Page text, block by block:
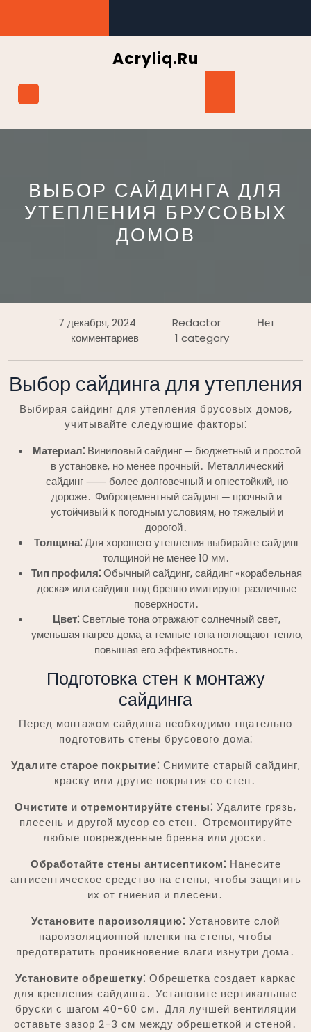
содержимому
Acryliq.ru
ВЫБОР САЙДИНГА ДЛЯ
УТЕПЛЕНИЯ БРУСОВЫХ
ДОМОВ
7 декабря, 2024 Redactor
Нет
комментариев
1 category
Выбор сайдинга для утепления
Выбирая сайдинг для утепления брусовых домов,
учитывайте следующие факторы⁚
Материал⁚ Виниловый сайдинг ─ бюджетный и простой
в установке, но менее прочный․ Металлический
сайдинг ⸺ более долговечный и огнестойкий, но
дороже․ Фиброцементный сайдинг ─ прочный и
устойчивый к погодным условиям, но тяжелый и
дорогой․
Толщина⁚Для хорошего утепления выбирайте сайдинг
толщиной не менее 10 мм․
Тип профиля⁚Обычный сайдинг, сайдинг «корабельная
доска» или сайдинг под бревно имитируют различные
поверхности․
Цвет⁚Светлые тона отражают солнечный свет,
уменьшая нагрев дома, а темные тона поглощают тепло,
повышая его эффективность․
Подготовка стен к монтажу
сайдинга
Перед монтажом сайдинга необходимо тщательно
подготовить стены брусового дома⁚
Удалите старое покрытие⁚ Снимите старый сайдинг,
краску или другие покрытия со стен․
Очистите и отремонтируйте стены⁚ Удалите грязь,
плесень и другой мусор со стен․ Отремонтируйте
любые поврежденные бревна или доски․
Обработайте стены антисептиком⁚ Нанесите
антисептическое средство на стены, чтобы защитить
их от гниения и плесени․
Установите пароизоляцию⁚ Установите слой
пароизоляционной пленки на стены, чтобы
предотвратить проникновение влаги изнутри дома․
Установите обрешетку⁚ Обрешетка создает каркас
для крепления сайдинга․ Установите вертикальные
бруски с шагом 40-60 см․ Для лучшей вентиляции
оставьте зазор 2-3 см между обрешеткой и стеной․